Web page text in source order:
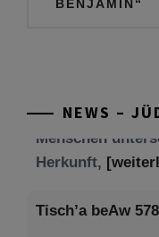
BENJAMIN“
NEWS –
Freundschaft
Herkunft,
Tisch’a beAw
Am 9. Aw, an